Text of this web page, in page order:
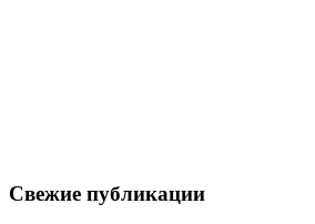
Свежие публикации